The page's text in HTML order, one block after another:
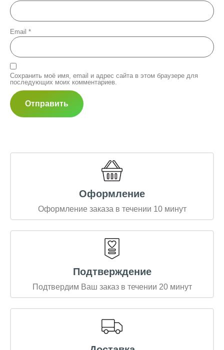
Email *
Сохранить моё имя, email и адрес сайта в этом браузере для
последующих моих комментариев.
Оформление
Оформление заказа в течении 10 минут
Подтверждение
Подтвердим Ваш заказ в течении 20 минут